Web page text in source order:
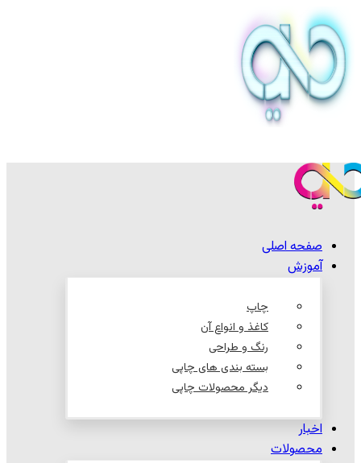
صفحه اصلی
آموزش
چاپ
کاغذ و انواع آن
رنگ و طراحی
بسته بندی های چاپی
دیگر محصولات چاپی
اخبار
محصولات